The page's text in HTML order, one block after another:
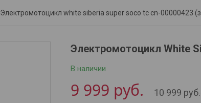
Электромотоцикл white siberia super soco tc cn-00000423
Электромотоцикл White
В наличии
10 999руб.
9 999 руб.